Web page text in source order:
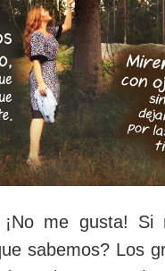
me gusta! Si
sabemos? Los